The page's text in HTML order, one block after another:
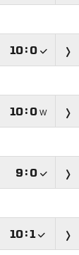
: 
: W
 : 
: